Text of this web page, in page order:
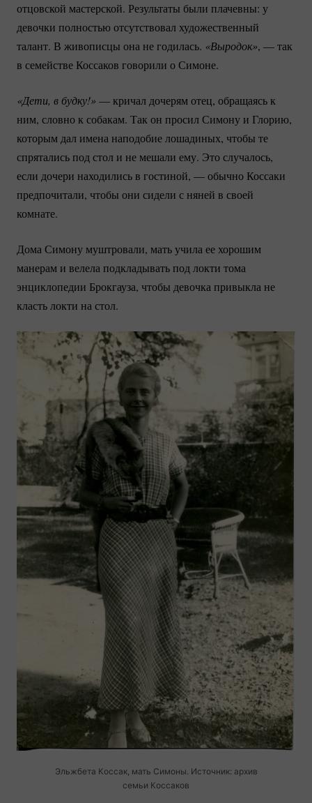
отцовской мастерской. Результаты были плачевны: у
девочки полностью отсутствовал художественный
талант. В живописцы она не годилась. «Выродок», — так
в семействе Коссаков говорили о Симоне.
«Дети, в будку!» — кричал дочерям отец, обращаясь к
ним, словно к собакам. Так он просил Симону и Глорию,
которым дал имена наподобие лошадиных, чтобы те
спрятались под стол и не мешали ему. Это случалось,
если дочери находились в гостиной, — обычно Коссаки
предпочитали, чтобы они сидели с няней в своей
комнате.
Дома Симону муштровали, мать учила ее хорошим
манерам и велела подкладывать под локти тома
энциклопедии Брокгауза, чтобы девочка привыкла не
класть локти на стол.
Эльжбета Коссак, мать Симоны. Источник: архив
семьи Коссаков